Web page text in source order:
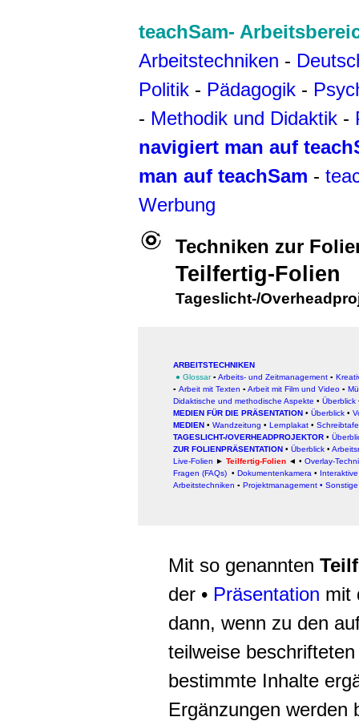
teachSam-
Arbeitstechniken -
Politik - Pädagogik -
- Methodik und Didaktik -
navigiert man auf
man auf teachSam -
Werbung
Techniken zur
Teilfertig-Folien
Tageslicht-/
ARBEITSTECHNIKEN
● Glossar▪ Arbeits- und Zeitmanagement ▪
▪ Arbeit mit Texten ▪ Arbeit mit Film und Video ▪
Didaktische und methodische Aspekte • Überblick
MEDIEN FÜR DIE PRÄSENTATION • Überblick •
MEDIEN • Wandzeitung • Lernplakat •
TAGESLICHT-/OVERHEADPROJEKTOR •
ZUR FOLIENPRÄSENTATION • Überblick •
Live-Folien ► Teilfertig-Folien ◄ • Overlay-
Fragen (FAQs) • Dokumentenkamera •
Arbeitstechniken ▪ Projektmanagement •
Mit so genannten
der • Präsentation mit
dann, wenn zu den
teilweise
bestimmte Inhalte
Ergänzungen werden